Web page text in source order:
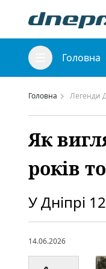
Головна
Головна Легенди
Як
років
У Дніпрі
14.06.2026